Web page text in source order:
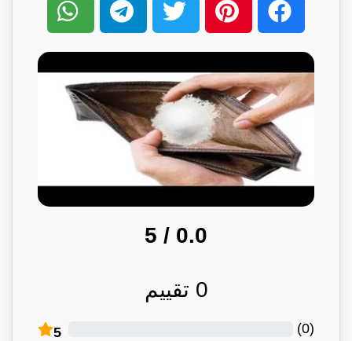
0.0
/ 5
0 تقييم
5 (
0
)